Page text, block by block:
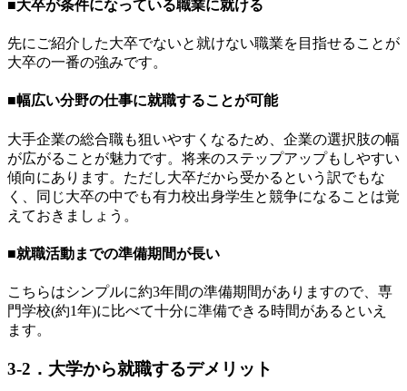
■大卒が条件になっている職業に就ける
先にご紹介した大卒でないと就けない職業を目指せることが
大卒の一番の強みです。
■幅広い分野の仕事に就職することが可能
大手企業の総合職も狙いやすくなるため、企業の選択肢の幅
が広がることが魅力です。将来のステップアップもしやすい
傾向にあります。ただし大卒だから受かるという訳でもな
く、同じ大卒の中でも有力校出身学生と競争になることは覚
えておきましょう。
■就職活動までの準備期間が長い
こちらはシンプルに約3年間の準備期間がありますので、専
門学校(約1年)に比べて十分に準備できる時間があるといえ
ます。
3-2．大学から就職するデメリット